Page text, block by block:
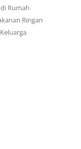
Rumah
Ringan